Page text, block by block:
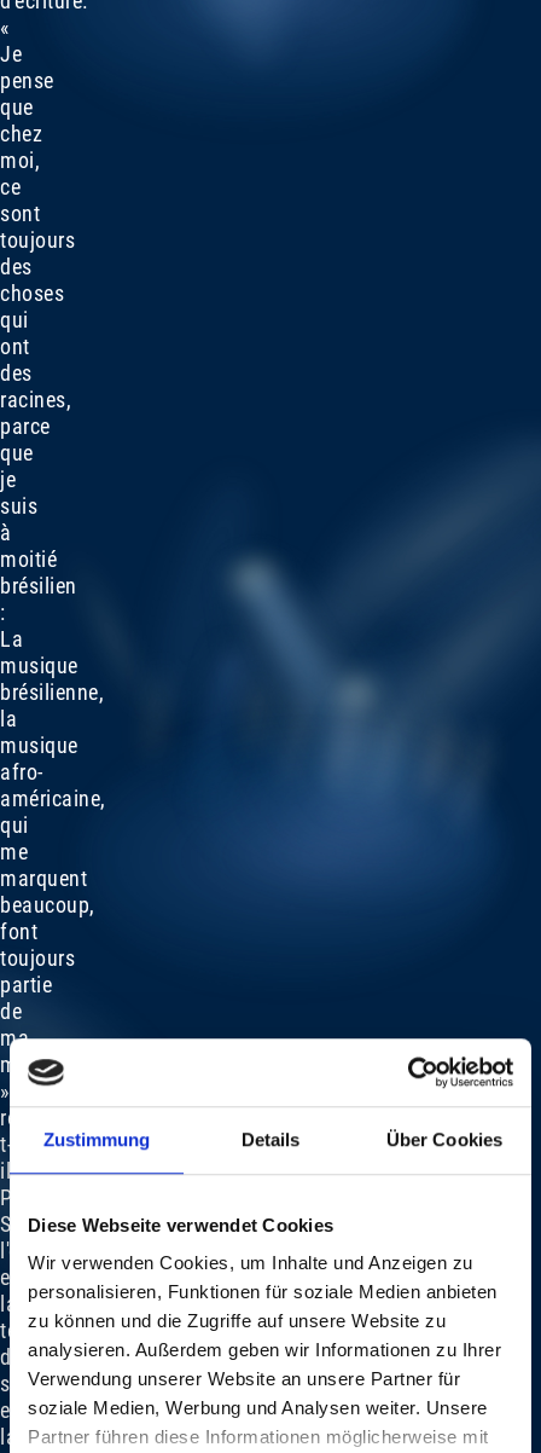
Zustimmung Details Über Cookies
Diese Webseite verwendet Cookies
Wir verwenden Cookies, um Inhalte und Anzeigen zu
personalisieren, Funktionen für soziale Medien anbieten
zu können und die Zugriffe auf unsere Website zu
analysieren. Außerdem geben wir Informationen zu Ihrer
Verwendung unserer Website an unsere Partner für
soziale Medien, Werbung und Analysen weiter. Unsere
Partner führen diese Informationen möglicherweise mit
«
Je
pense
que
chez
moi,
ce
sont
toujours
des
choses
qui
ont
des
racines,
parce
que
je
suis
à
moitié
brésilien
:
La
musique
brésilienne,
la
musique
afro-
américaine,
qui
me
marquent
beaucoup,
font
toujours
partie
de
ma
musique
»,
révèle-
t-
il.
Pour
Sway,
l'équilibre
entre
la
technique
de
studio
et
la